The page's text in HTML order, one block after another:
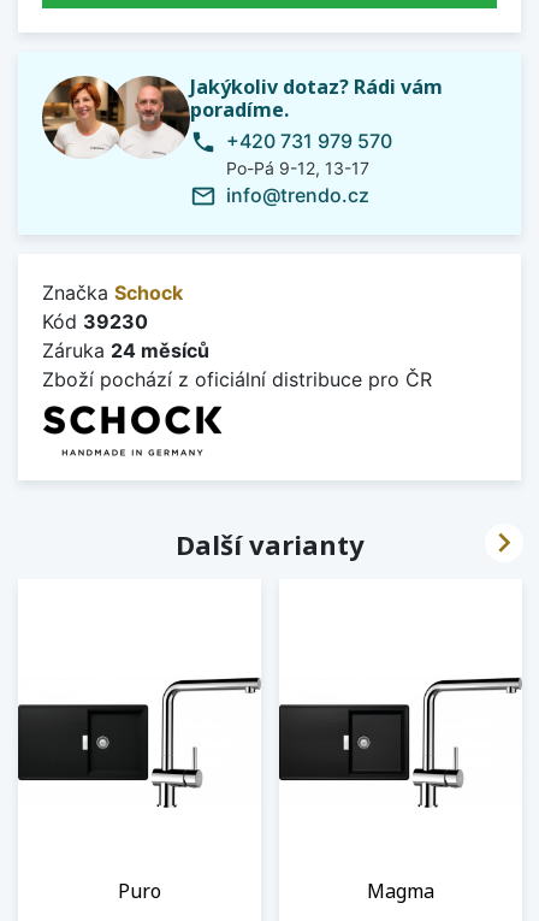
Jakýkoliv dotaz? Rádi vám
poradíme.
phone +420 731 979 570
Po-Pá 9-12, 13-17
mail_outline info@trendo.cz
Značka Schock
Kód 39230
Záruka 24 měsíců
Zboží pochází z oficiální distribuce pro ČR
Další varianty
Puro Magma
